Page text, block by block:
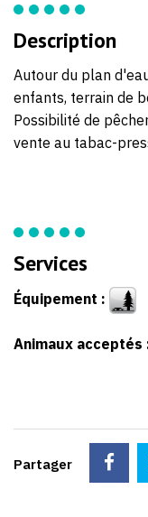
Description
Autour du plan
enfants, terrain de
Possibilité de
vente au tabac-
Services
Équipement :
Animaux acceptés
Partager